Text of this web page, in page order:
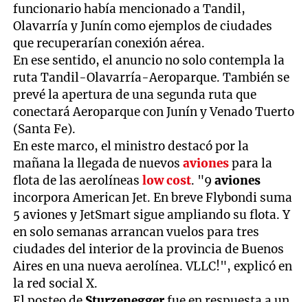
funcionario había mencionado a Tandil,
Olavarría y Junín como ejemplos de ciudades
que recuperarían conexión aérea.
En ese sentido, el anuncio no solo contempla la
ruta Tandil-Olavarría-Aeroparque. También se
prevé la apertura de una segunda ruta que
conectará Aeroparque con Junín y Venado Tuerto
(Santa Fe).
En este marco, el ministro destacó por la
mañana la llegada de nuevosavionespara la
flota de las aerolíneaslow cost. "9aviones
incorpora American Jet. En breve Flybondi suma
5 aviones y JetSmart sigue ampliando su flota. Y
en solo semanas arrancan vuelos para tres
ciudades del interior de la provincia de Buenos
Aires en una nueva aerolínea. VLLC!", explicó en
la red social X.